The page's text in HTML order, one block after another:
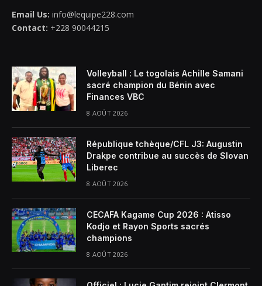
Email Us: info@lequipe228.com
Contact: +228 90044215
Volleyball : Le togolais Achille Samani
sacré champion du Bénin avec
Finances VBC
8 AOÛT 2026
République tchèque/CFL J3: Augustin
Drakpe contribue au succès de Slovan
Liberec
8 AOÛT 2026
CECAFA Kagame Cup 2026 : Atisso
Kodjo et Rayon Sports sacrés
champions
8 AOÛT 2026